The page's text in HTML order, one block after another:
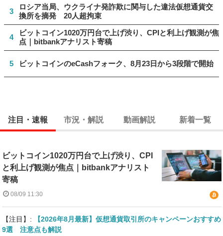
3
ロシア当局、ウクライナ発詐欺に関与した違法仮想通貨交
換所を摘発 20人超拘束
4
ビットコイン1020万円台で上げ渋り、CPIと利上げ観測が焦
点｜bitbankアナリスト寄稿
5 ビットコインのeCashフォーク、8月23日から3段階で開始
注目・速報 市況・解説 動画解説 新着一覧
ビットコイン1020万円台で上げ渋り、CPI
と利上げ観測が焦点｜bitbankアナリスト
寄稿
08/09 11:30
【注目】:
【2026年8月最新】仮想通貨取引所のキャンペーンおすすめ
9選 注意点も解説